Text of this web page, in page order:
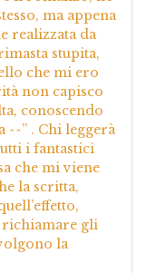
ma appena
realizzata da
stupita,
che mi ero
non capisco
conoscendo
^^” . Chi leggerà
i fantastici
che mi viene
la scritta,
richiamare gli
la